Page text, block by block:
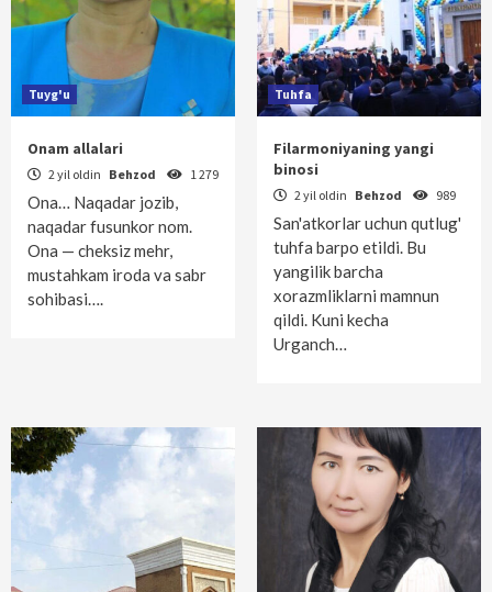
Tuyg'u
Onam allalari
2 yil oldin Behzod 1 279
Ona… Naqadar jozib,
naqadar fusunkor nom.
Ona — cheksiz mehr,
mustahkam iroda va sabr
sohibasi….
Tuhfa
Filarmoniyaning yangi
binosi
2 yil oldin Behzod 989
San'atkorlar uchun qutlug'
tuhfa barpo etildi. Bu
yangilik barcha
xorazmliklarni mamnun
qildi. Kuni kecha
Urganch…